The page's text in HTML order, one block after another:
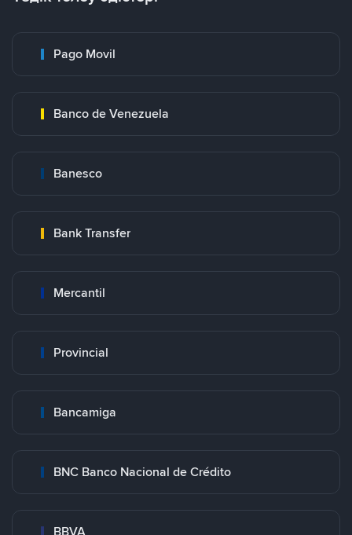
Pago Movil
Banco de Venezuela
Banesco
Bank Transfer
Mercantil
Provincial
Bancamiga
BNC Banco Nacional de Crédito
BBVA